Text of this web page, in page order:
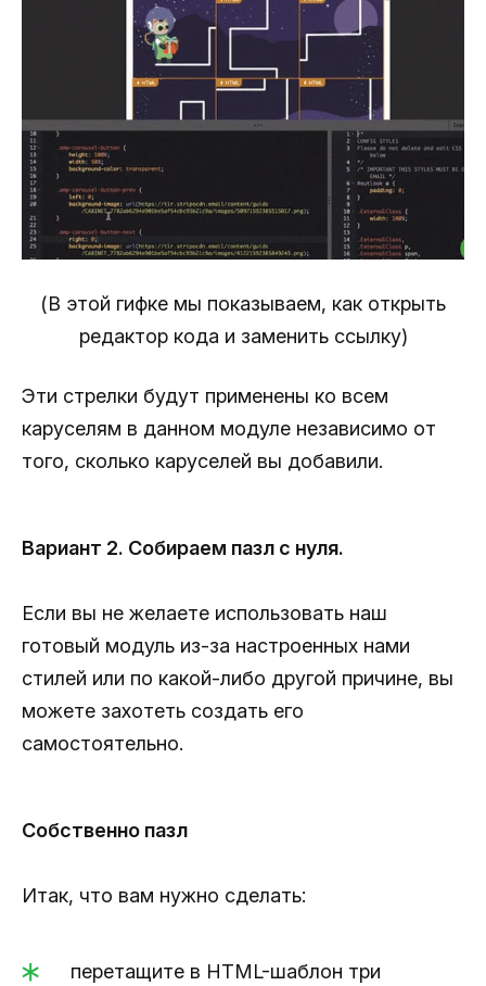
(В этой гифке мы показываем, как открыть
редактор кода и заменить ссылку)
Эти стрелки будут применены ко всем
каруселям в данном модуле независимо от
того, сколько каруселей вы добавили.
Вариант 2. Собираем пазл с нуля.
Если вы не желаете использовать наш
готовый модуль из-за настроенных нами
стилей или по какой-либо другой причине, вы
можете захотеть создать его
самостоятельно.
Собственно пазл
Итак, что вам нужно сделать:
перетащите в HTML-шаблон три